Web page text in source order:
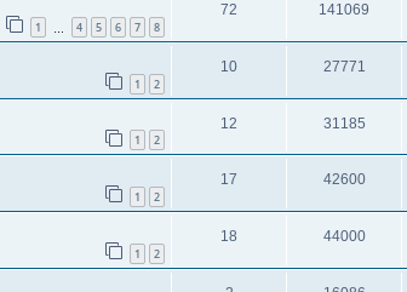
1 4 5 6 7 8
72 141069
1 2
10 27771
1 2
12 31185
1 2
17 42600
1 2
18 44000